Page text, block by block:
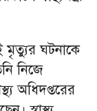
মৃত্যুর ঘটনাকে
নিজে
অধিদপ্তরের